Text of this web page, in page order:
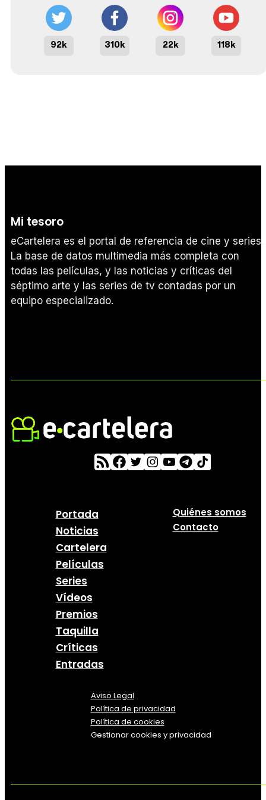
92k 310k 22k 118k
Mi tesoro
eCartelera es el portal de referencia de cine y series.
La base de datos multimedia más completa con
todas las películas, y las noticias y críticas del
séptimo arte y las series de tv contadas por un
equipo especializado.
Portada
Noticias
Cartelera
Películas
Series
Vídeos
Premios
Taquilla
Críticas
Entradas
Quiénes somos
Contacto
Aviso Legal
Política de privacidad
Política de cookies
Gestionar cookies y privacidad